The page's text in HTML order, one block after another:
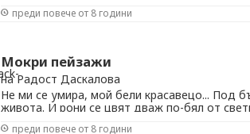
на Жената, тръгнала със мен. Да те любя
преди повече от 8 години
Мокри пейзажи
на Радост Даскалова
Не ми се умира, мой бели красавецо... Под
живота. И рони се цвят дваж по-бял от
преди повече от 8 години